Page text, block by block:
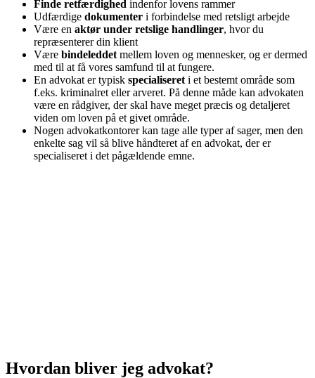
Finde retfærdighed indenfor lovens rammer
Udfærdige dokumenter i forbindelse med retsligt arbejde
Være en aktør under retslige handlinger, hvor du
repræsenterer din klient
Være bindeleddet mellem loven og mennesker, og er dermed
med til at få vores samfund til at fungere.
En advokat er typisk specialiseret i et bestemt område som
f.eks. kriminalret eller arveret. På denne måde kan advokaten
være en rådgiver, der skal have meget præcis og detaljeret
viden om loven på et givet område.
Nogen advokatkontorer kan tage alle typer af sager, men den
enkelte sag vil så blive håndteret af en advokat, der er
specialiseret i det pågældende emne.
Hvordan bliver jeg advokat?